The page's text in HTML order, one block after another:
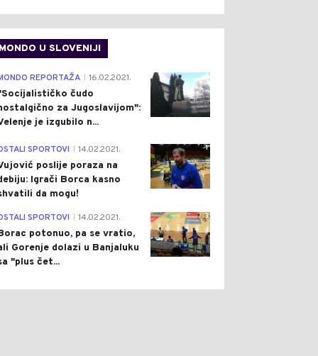
Pre 3 h
PRIREDIO SVEČANU
DRUŠTVO | Pre 4 h
VJETAR PONOVO
MONDO U SLOVENIJI
4
REPORTAŽA 16.02.2021.
čudo
za Jugoslavijom":
je izgubilo n...
1
SPORTOVI 14.02.2021.
poslije poraza na
Igrači Borca kasno
da mogu!
3
SPORTOVI 14.02.2021.
potonuo, pa se vratio,
Gorenje dolazi u Banjaluku
"plus čet...